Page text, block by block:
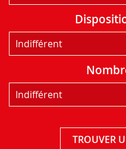
Indifférent
Indifférent
TROUVER